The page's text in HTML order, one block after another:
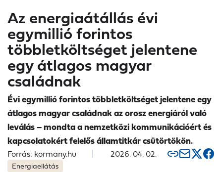
Az energiaátállás évi
egymillió forintos
többletköltséget jelentene
egy átlagos magyar
családnak
Évi egymillió forintos többletköltséget jelentene egy
átlagos magyar családnak az orosz energiáról való
leválás – mondta a nemzetközi kommunikációért és
kapcsolatokért felelős államtitkár csütörtökön.
Forrás: kormany.hu 2026. 04. 02.
Energiaellátás